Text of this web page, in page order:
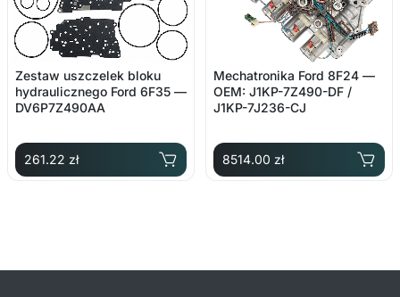
Zestaw uszczelek bloku
hydraulicznego Ford 6F35 —
DV6P7Z490AA
261.22 zł
Mechatronika Ford 8F24 —
OEM: J1KP-7Z490-DF /
J1KP-7J236-CJ
8514.00 zł